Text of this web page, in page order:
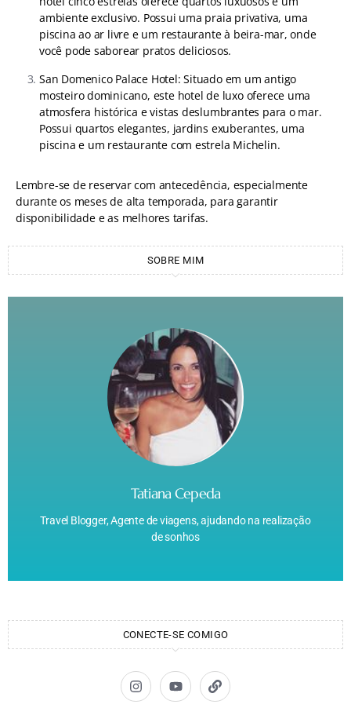
ambiente exclusivo. Possui uma praia privativa, uma
piscina ao ar livre e um restaurante à beira-mar, onde
você pode saborear pratos deliciosos.
San Domenico Palace Hotel: Situado em um antigo
mosteiro dominicano, este hotel de luxo oferece uma
atmosfera histórica e vistas deslumbrantes para o mar.
Possui quartos elegantes, jardins exuberantes, uma
piscina e um restaurante com estrela Michelin.
Lembre-se de reservar com antecedência, especialmente
durante os meses de alta temporada, para garantir
disponibilidade e as melhores tarifas.
SOBRE MIM
Tatiana Cepeda
Travel Blogger, Agente de viagens, ajudando na realização
de sonhos
CONECTE-SE COMIGO